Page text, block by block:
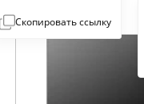
Скопировать ссылку